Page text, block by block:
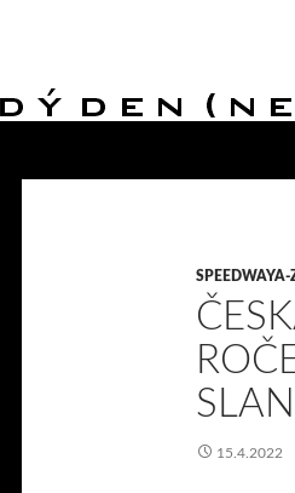
SPEEDWAYA-
15.4.2022